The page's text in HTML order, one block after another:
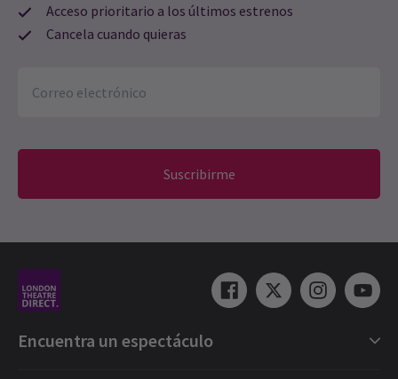
Acceso prioritario a los últimos estrenos
Cancela cuando quieras
Suscribirme
Encuentra un espectáculo